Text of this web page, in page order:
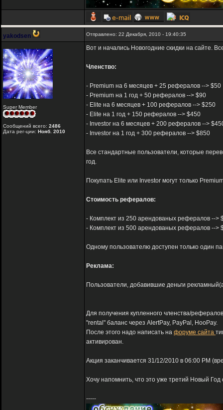
yakodsen Отправлено: 22 Декабря, 2010 - 19:40:35
Super Member
Сообщений всего: 2486
Дата рег-ции: Нояб. 2010
Вот и начались Новогодние скидки на сайте.
Членство:
- Premium на 6 месяцев + 25 рефералов --> $50
- Premium на 1 год + 50 рефералов --> $90
- Elite на 6 месяцев + 100 рефералов --> $250
- Elite на 1 год + 150 рефералов --> $450
- Investor на 6 месяцев + 200 рефералов -->
- Investor на 1 год + 300 рефералов --> $850
Все стандартные пользователи, которые
год.
Покупать Elite или Investor могут только
Стоимость рефералов:
- Комплект из 250 арендованых рефералов -->
- Комплект из 500 арендованых рефералов -->
Одному пользователю доступен только один
Реклама:
Пользователи, добавившие деньги
Для получения купленного членства/
"rental" баланс через AlertPay, PayPal, HooPay.
После этого надо написать на форуме сайта
активирован.
Акция заканчивается 31/12/2010 в 06:00 PM
Хочу напомнить, что это уже третий Новый
-----